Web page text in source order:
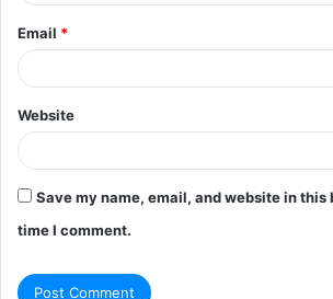
Email *
Website
Save my name, email, and website in this
time I comment.